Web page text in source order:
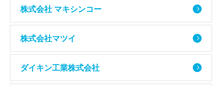
株式会社 マキシンコー
株式会社マツイ
ダイキン工業株式会社